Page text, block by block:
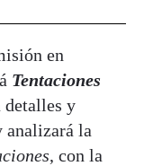
en
Tentaciones
detalles y
analizará la
, con la